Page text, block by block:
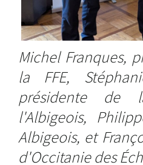
Michel Franques,
la FFE,
présidente de
l'Albigeois,
Albigeois, et
d'Occitanie des